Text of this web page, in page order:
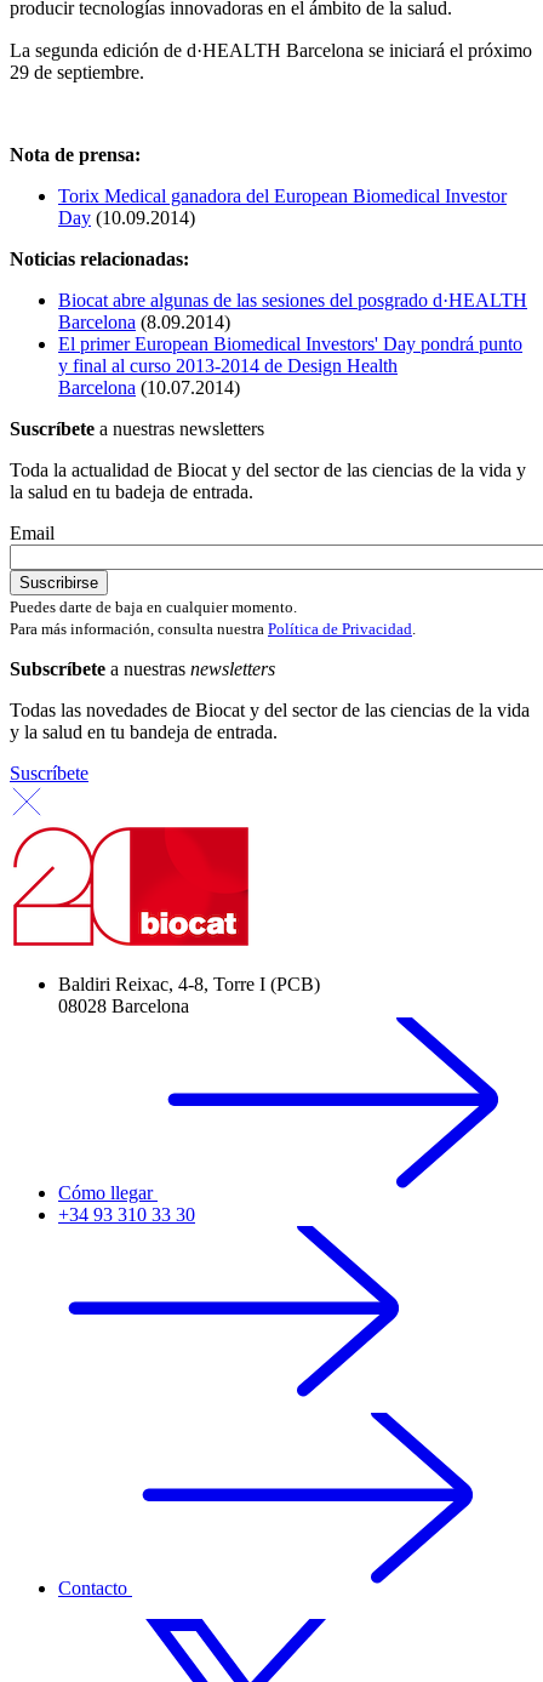
producir tecnologías innovadoras en el ámbito de la salud.
La segunda edición de d·HEALTH Barcelona se iniciará el próximo
29 de septiembre.
Nota de prensa:
Torix Medical ganadora del European Biomedical Investor
Day (10.09.2014)
Noticias relacionadas:
Biocat abre algunas de las sesiones del posgrado d·HEALTH
Barcelona (8.09.2014)
El primer European Biomedical Investors' Day pondrá punto
y final al curso 2013-2014 de Design Health
Barcelona (10.07.2014)
Suscríbete a nuestras newsletters
Toda la actualidad de Biocat y del sector de las ciencias de la vida y
la salud en tu badeja de entrada.
Email
Puedes darte de baja en cualquier momento.
Para más información, consulta nuestra Política de Privacidad.
Subscríbete a nuestras newsletters
Todas las novedades de Biocat y del sector de las ciencias de la vida
y la salud en tu bandeja de entrada.
Suscríbete
Baldiri Reixac, 4-8, Torre I (PCB)
08028 Barcelona
Cómo llegar
+34 93 310 33 30
Contacto